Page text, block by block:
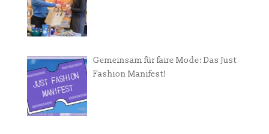
Gemeinsam für faire Mode: Das Just
Fashion Manifest!